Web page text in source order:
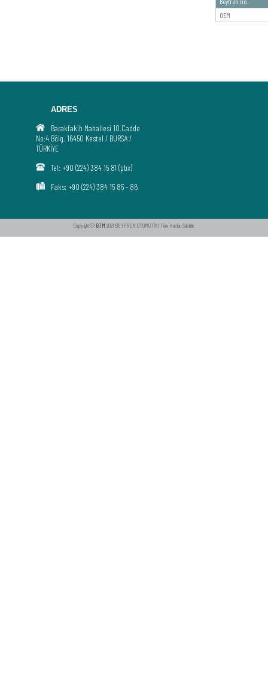
OEM
ADRES
Barakfakih Mahallesi 10.Cadde
No:4 Bölg. 16450 Kestel / BURSA /
TÜRKİYE
Tel: +90 (224) 384 15 81 (pbx)
Faks: +90 (224) 384 15 85 - 86
Copyright© BTM 2021 BEYFREN OTOMOTİV | Tüm Hakları Saklıdır.